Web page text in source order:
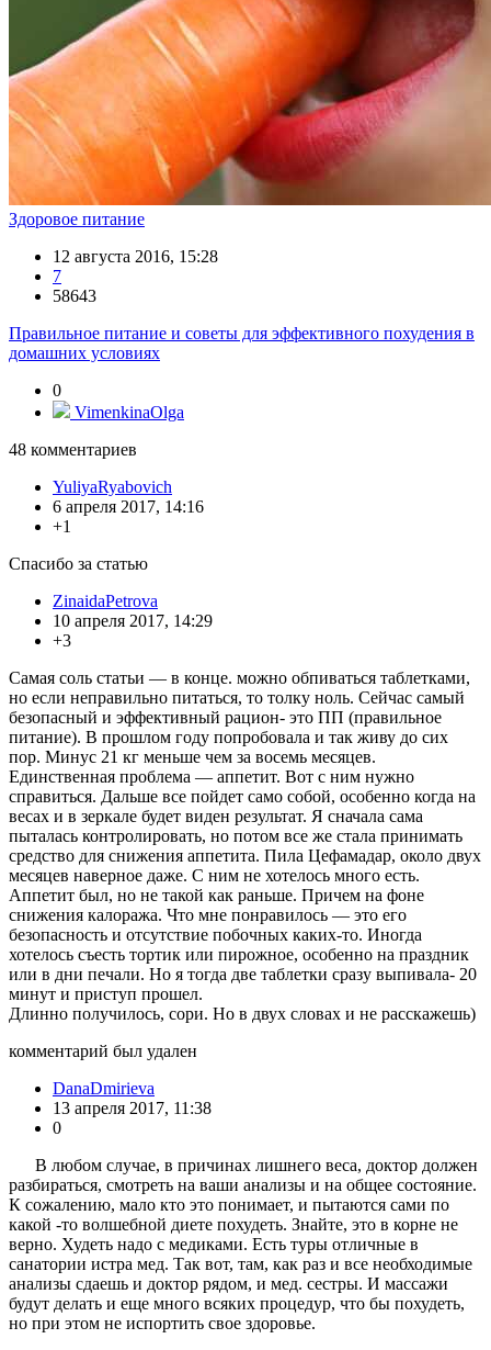
Здоровое питание
12 августа 2016, 15:28
7
58643
Правильное питание и советы для эффективного похудения в
домашних условиях
0
VimenkinaOlga
48 комментариев
YuliyaRyabovich
6 апреля 2017, 14:16
+1
Спасибо за статью
ZinaidaPetrova
10 апреля 2017, 14:29
+3
Самая соль статьи — в конце. можно обпиваться таблетками,
но если неправильно питаться, то толку ноль. Сейчас самый
безопасный и эффективный рацион- это ПП (правильное
питание). В прошлом году попробовала и так живу до сих
пор. Минус 21 кг меньше чем за восемь месяцев.
Единственная проблема — аппетит. Вот с ним нужно
справиться. Дальше все пойдет само собой, особенно когда на
весах и в зеркале будет виден результат. Я сначала сама
пыталась контролировать, но потом все же стала принимать
средство для снижения аппетита. Пила Цефамадар, около двух
месяцев наверное даже. С ним не хотелось много есть.
Аппетит был, но не такой как раньше. Причем на фоне
снижения калоража. Что мне понравилось — это его
безопасность и отсутствие побочных каких-то. Иногда
хотелось съесть тортик или пирожное, особенно на праздник
или в дни печали. Но я тогда две таблетки сразу выпивала- 20
минут и приступ прошел.
Длинно получилось, сори. Но в двух словах и не расскажешь)
комментарий был удален
DanaDmirieva
13 апреля 2017, 11:38
0
В любом случае, в причинах лишнего веса, доктор должен
разбираться, смотреть на ваши анализы и на общее состояние.
К сожалению, мало кто это понимает, и пытаются сами по
какой -то волшебной диете похудеть. Знайте, это в корне не
верно. Худеть надо с медиками. Есть туры отличные в
санатории истра мед. Так вот, там, как раз и все необходимые
анализы сдаешь и доктор рядом, и мед. сестры. И массажи
будут делать и еще много всяких процедур, что бы похудеть,
но при этом не испортить свое здоровье.